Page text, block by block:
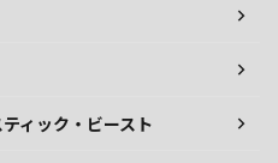
ィック・ビースト